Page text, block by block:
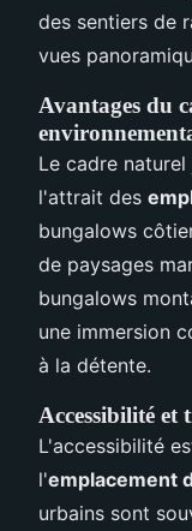
des sentiers de
vues
Avantages du
Le cadre
l'attrait des
bungalows
de paysages
bungalows
une immersion
à la détente.
Accessibilité et
L'accessibilité
l'emplacement
urbains sont